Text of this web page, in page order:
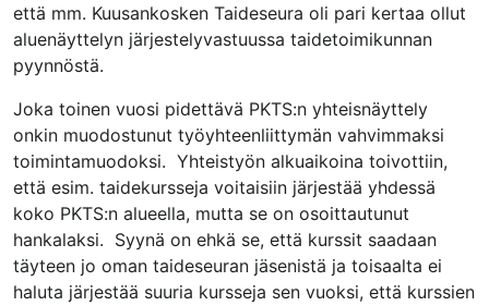
että mm. Kuusankosken Taideseura oli pari kertaa ollut
aluenäyttelyn järjestelyvastuussa taidetoimikunnan
pyynnöstä.
Joka toinen vuosi pidettävä PKTS:n yhteisnäyttely
onkin muodostunut työyhteenliittymän vahvimmaksi
toimintamuodoksi. Yhteistyön alkuaikoina toivottiin,
että esim. taidekursseja voitaisiin järjestää yhdessä
koko PKTS:n alueella, mutta se on osoittautunut
hankalaksi. Syynä on ehkä se, että kurssit saadaan
täyteen jo oman taideseuran jäsenistä ja toisaalta ei
haluta järjestää suuria kursseja sen vuoksi, että kurssien